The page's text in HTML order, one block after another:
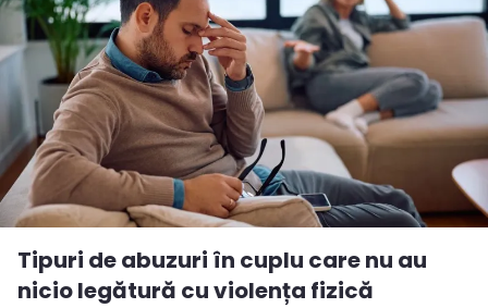
Tipuri de abuzuri în cuplu care nu au
nicio legătură cu violența fizică